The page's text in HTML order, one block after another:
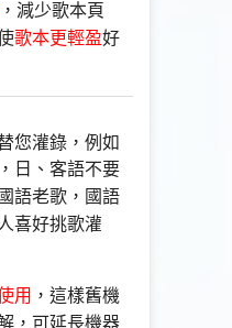
，減少歌本頁
歌本更輕盈好
您灌錄，例如
日、客語不要
語老歌，國語
喜好挑歌灌
用 ，這樣舊機
，可延長機器